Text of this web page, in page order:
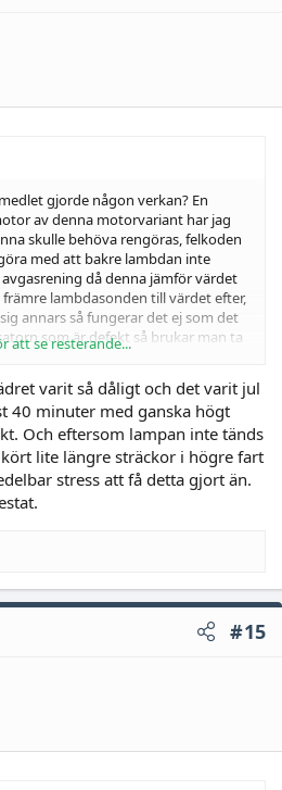
gjorde någon verkan? En
av denna motorvariant har jag
skulle behöva rengöras, felkoden
med att bakre lambdan inte
då denna jämför värdet
lambdasonden till värdet efter,
annars så fungerar det ej som det
som är defekt så brukar man ta
den tyst och stum så kolla
bilmekaniker bör göra som kan lite
och rekommendera
jag med Rolleslitz, byt verkstad!
därav är min fråga uppriktig,
att se resterande...
varit så dåligt och det varit jul
40 minuter med ganska högt
Och eftersom lampan inte tänds
lite längre sträckor i högre fart
stress att få detta gjort än.
#15